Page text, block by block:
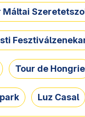
Máltai
Tour de Hongrie
Luz Casal